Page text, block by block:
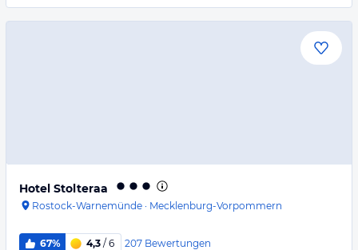
Hotel Stolteraa
Rostock-Warnemünde · Mecklenburg-Vorpommern
67% 4,3 / 6 207 Bewertungen